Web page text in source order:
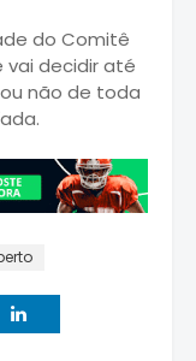
do Comitê
vai decidir até
não de toda